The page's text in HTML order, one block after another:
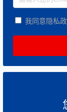
我同意隐私